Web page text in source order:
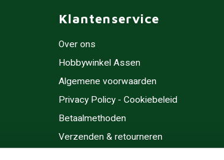
Klantenservice
Over ons
Hobbywinkel Assen
Algemene voorwaarden
Privacy Policy - Cookiebeleid
Betaalmethoden
Verzenden & retourneren